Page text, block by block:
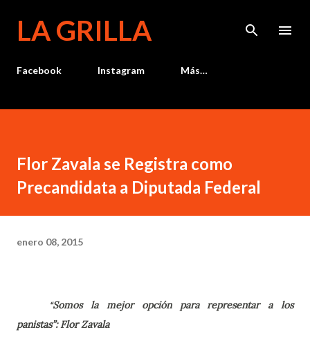
LA GRILLA
Facebook Instagram Más…
Flor Zavala se Registra como
Precandidata a Diputada Federal
enero 08, 2015
“Somos la mejor opción para representar a los
panistas”: Flor Zavala